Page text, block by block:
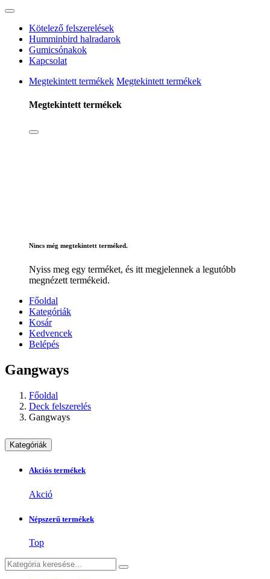
Kötelező felszerelések
Humminbird halradarok
Gumicsónakok
Kapcsolat
Megtekintett termékek Megtekintett termékek
Megtekintett termékek
Nincs még megtekintett terméked.
Nyiss meg egy terméket, és itt megjelennek a legutóbb
megnézett termékeid.
Főoldal
Kategóriák
Kosár
Kedvencek
Belépés
Gangways
Főoldal
Deck felszerelés
Gangways
Kategóriák
Akciós termékek
Akció
Népszerű termékek
Top